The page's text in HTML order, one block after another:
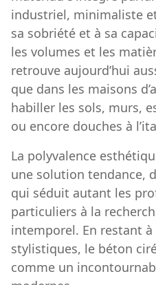
industriel, minimaliste
sa sobriété et à sa
les volumes et les
retrouve aujourd’hui
que dans les maisons
habiller les sols, murs,
ou encore douches à
La polyvalence
une solution tendance,
qui séduit autant les
particuliers à la
intemporel. En restant à
stylistiques, le béton
comme un